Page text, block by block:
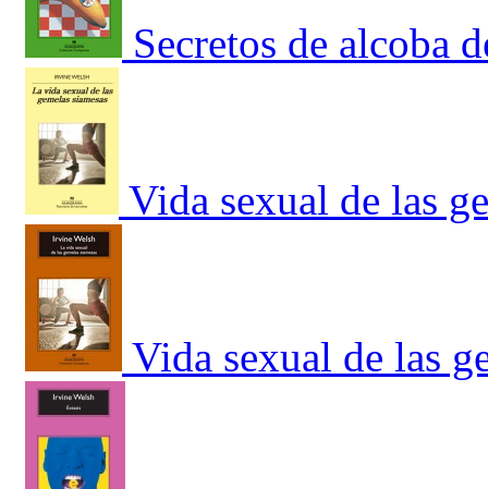
Secretos de alcoba
Vida sexual de las
Vida sexual de las